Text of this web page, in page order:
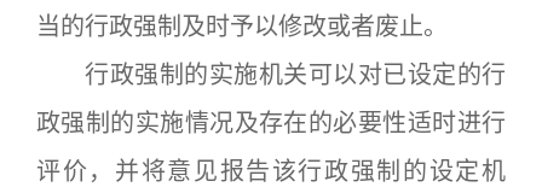
当的行政强制及时予以修改或者废止。
行政强制的实施机关可以对已设定的行
政强制的实施情况及存在的必要性适时进行
评价，并将意见报告该行政强制的设定机